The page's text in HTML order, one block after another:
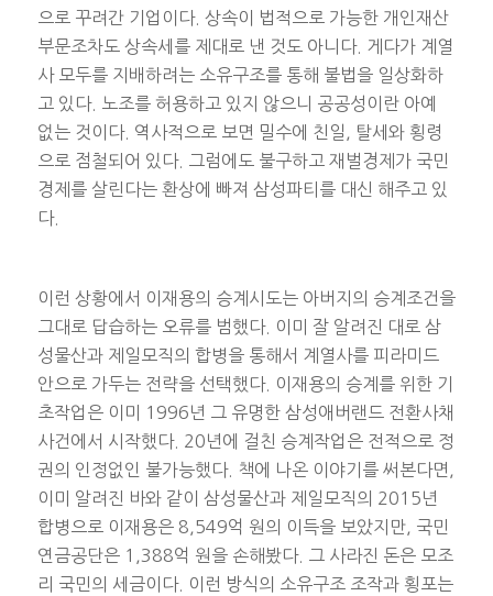
으로 꾸려간 기업이다. 상속이 법적으로 가능한 개인재산
부문조차도 상속세를 제대로 낸 것도 아니다. 게다가 계열
사 모두를 지배하려는 소유구조를 통해 불법을 일상화하
고 있다. 노조를 허용하고 있지 않으니 공공성이란 아예
없는 것이다. 역사적으로 보면 밀수에 친일, 탈세와 횡령
으로 점철되어 있다. 그럼에도 불구하고 재벌경제가 국민
경제를 살린다는 환상에 빠져 삼성파티를 대신 해주고 있
다.
이런 상황에서 이재용의 승계시도는 아버지의 승계조건을
그대로 답습하는 오류를 범했다. 이미 잘 알려진 대로 삼
성물산과 제일모직의 합병을 통해서 계열사를 피라미드
안으로 가두는 전략을 선택했다. 이재용의 승계를 위한 기
초작업은 이미 1996년 그 유명한 삼성애버랜드 전환사채
사건에서 시작했다. 20년에 걸친 승계작업은 전적으로 정
권의 인정없인 불가능했다. 책에 나온 이야기를 써본다면,
이미 알려진 바와 같이 삼성물산과 제일모직의 2015년
합병으로 이재용은 8,549억 원의 이득을 보았지만, 국민
연금공단은 1,388억 원을 손해봤다. 그 사라진 돈은 모조
리 국민의 세금이다. 이런 방식의 소유구조 조작과 횡포는